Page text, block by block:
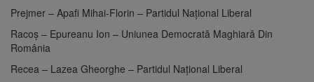
Prejmer – Apafi Mihai-Florin – Partidul Național Liberal
Racoş – Epureanu Ion – Uniunea Democrată Maghiară Din
România
Recea – Lazea Gheorghe – Partidul Național Liberal